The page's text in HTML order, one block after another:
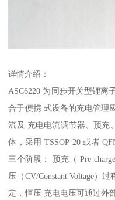
详情介绍：
ASC6220 为同步开关型锂离
合于便携 式设备的充电管理
流及 充电电流调节器、预充
体，采用 TSSOP-20 或者
三个阶段： 预充（ Pre-
压（CV/Constant Voltage）
定，恒压 充电电压可通过外